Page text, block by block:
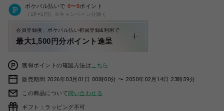
ポケパル払いで 0〜0ポイント
（1P=1円）※キャンペーン分除く
会員登録後、ポケパル払い初回登録&利用で
最大1,500円分ポイント進呈
獲得ポイントの確認方法は こちら
販売期間 2026年03月01日 00時00分 〜 2050年02月14日 23時59分
この商品について問い合わせる
ギフト：ラッピング不可